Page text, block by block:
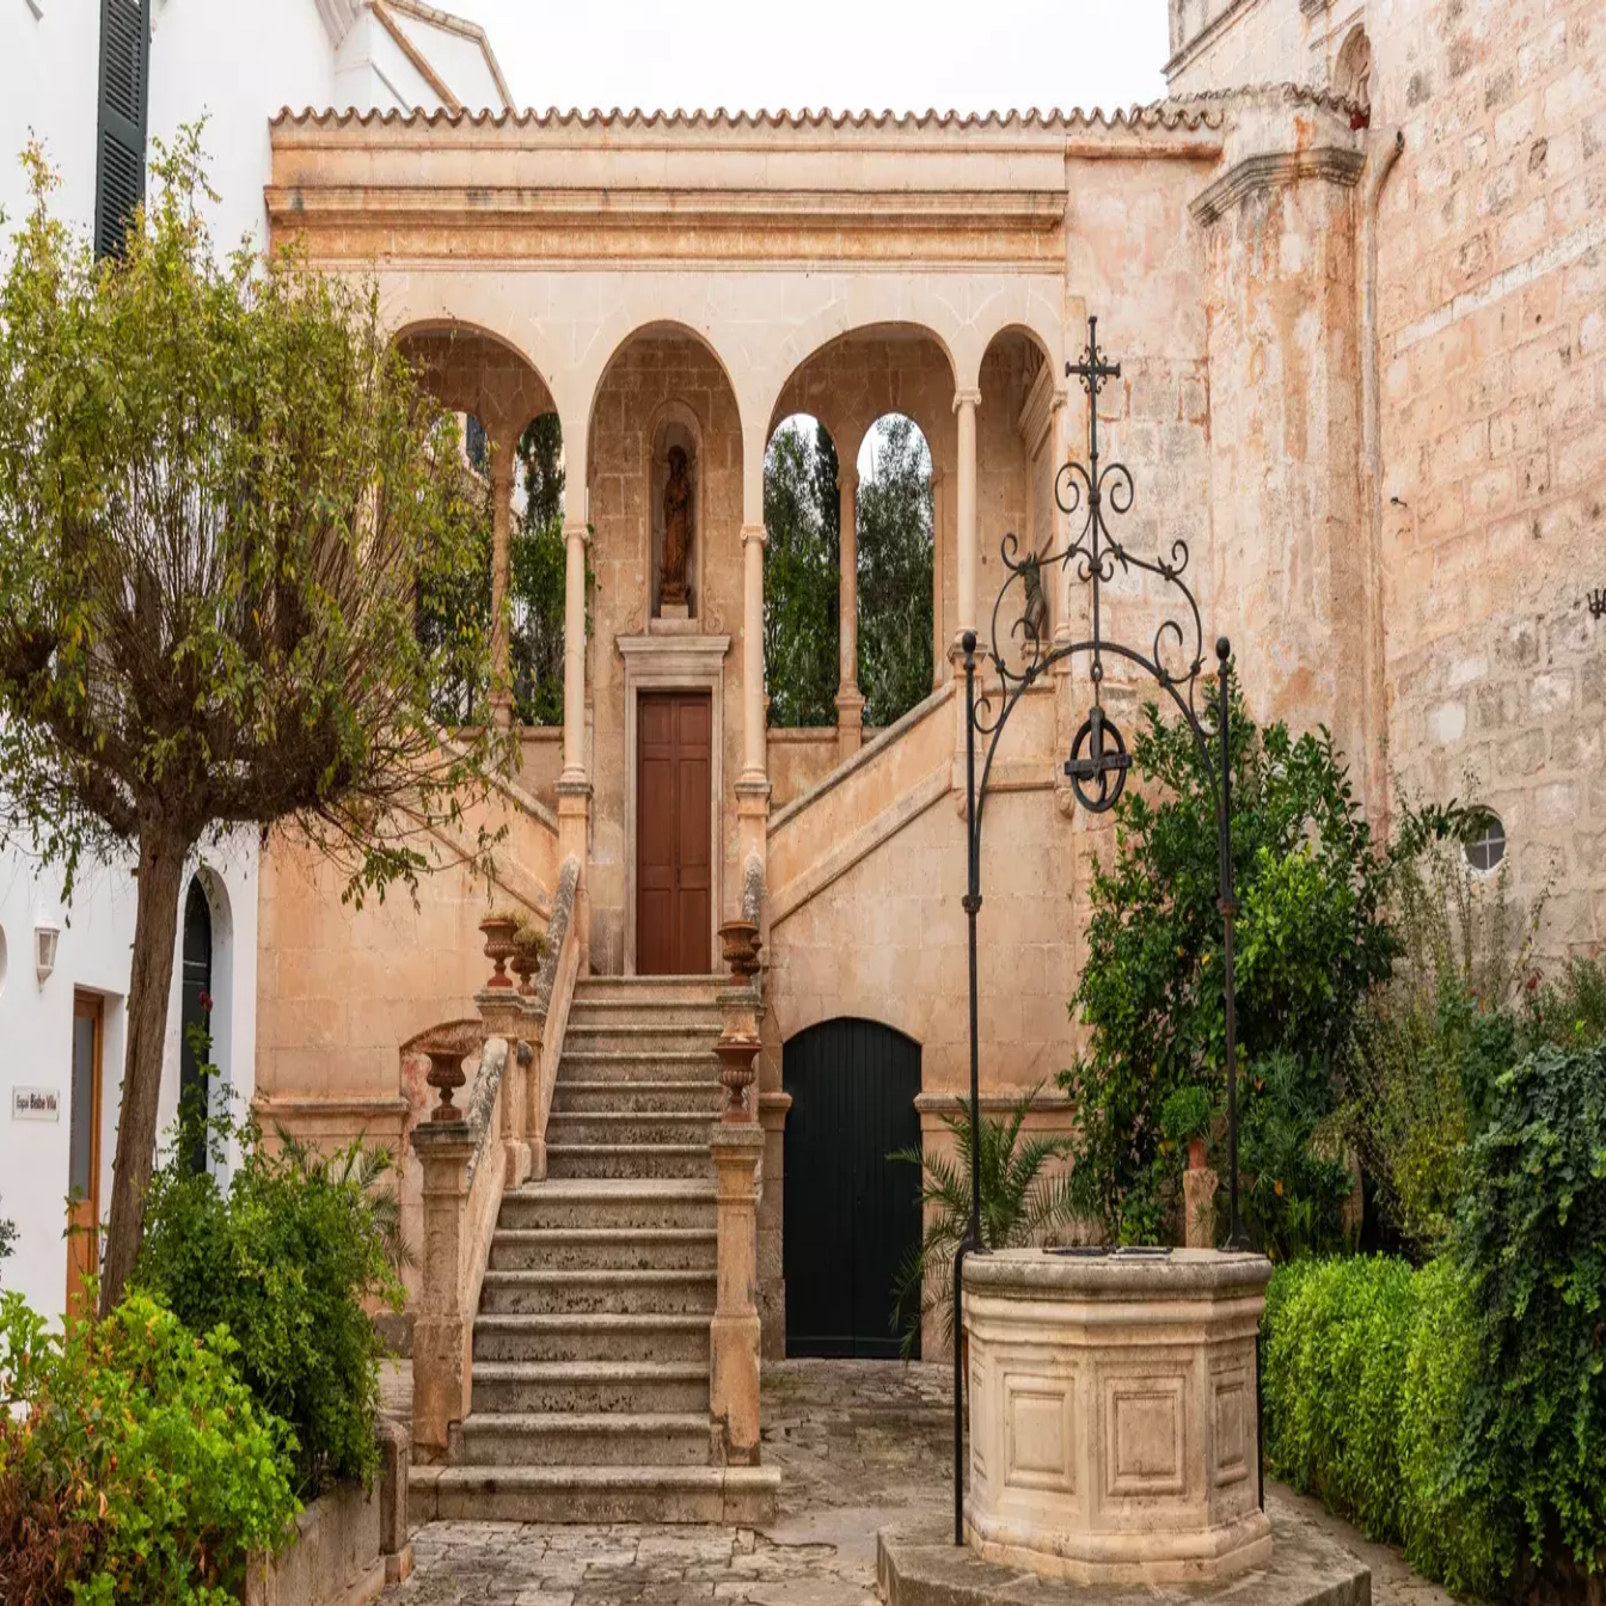
Menorca Explorer
Menorca
La Isla Información de interésPlayasPueblosCulturaReserva de la BiosferaFiestasCamí de Cavalls
Comer & Beber
Servicios ActividadesCompras
Español
Agenda
Menorca
Guía
Tips
Español
Palacio episcopal. Cal Bisbe
...
Menorca Explorer
Pueblos
Ciutadella
Palacio episcopal. Cal Bisbe